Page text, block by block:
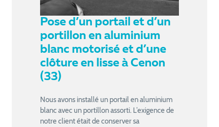
Pose d’un portail et d’un
portillon en aluminium
blanc motorisé et d’une
clôture en lisse à Cenon
(33)
Nous avons installé un portail en aluminium
blanc avec un portillon assorti. L’exigence de
notre client était de conserver sa